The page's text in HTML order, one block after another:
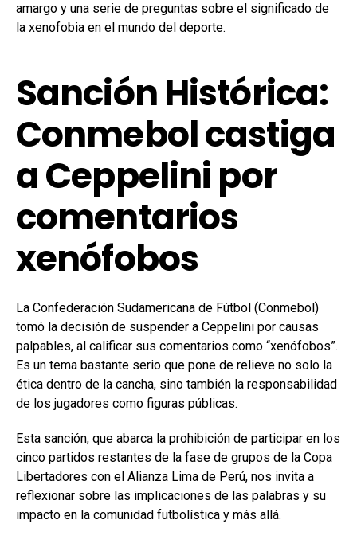
amargo y una serie de preguntas sobre el significado de
la xenofobia en el mundo del deporte.
Sanción Histórica:
Conmebol castiga
a Ceppelini por
comentarios
xenófobos
La Confederación Sudamericana de Fútbol (Conmebol)
tomó la decisión de suspender a Ceppelini por causas
palpables, al calificar sus comentarios como “xenófobos”.
Es un tema bastante serio que pone de relieve no solo la
ética dentro de la cancha, sino también la responsabilidad
de los jugadores como figuras públicas.
Esta sanción, que abarca la prohibición de participar en los
cinco partidos restantes de la fase de grupos de la Copa
Libertadores con el Alianza Lima de Perú, nos invita a
reflexionar sobre las implicaciones de las palabras y su
impacto en la comunidad futbolística y más allá.